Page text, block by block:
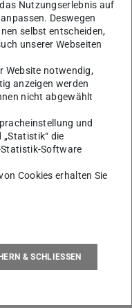
Nutzungserlebnis auf
Deswegen
selbst entscheiden,
unserer Webseiten
Website notwendig,
anzeigen werden
nicht abgewählt
und
die
Software
Cookies erhalten Sie
& SCHLIESSEN